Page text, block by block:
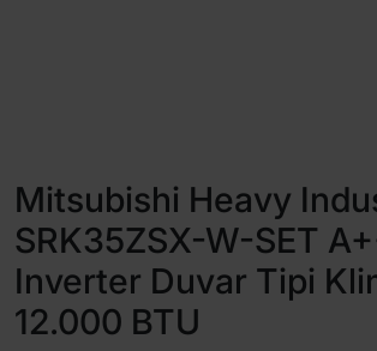
Mitsubishi Heavy
SRK35ZSX-W-SET
Inverter Duvar Tipi
12.000 BTU